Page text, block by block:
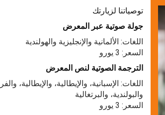
توصياتنا لزيارتك
جولة صوتية عبر المعرض
اللغات: الألمانية والإنجليزية والهولندية
السعر: 3 يورو
الترجمة الصوتية لنص المعرض
اللغات: الإسبانية، والإيطالية، والإيطالية،
والبولندية، والبرتغالية
السعر: 3 يورو